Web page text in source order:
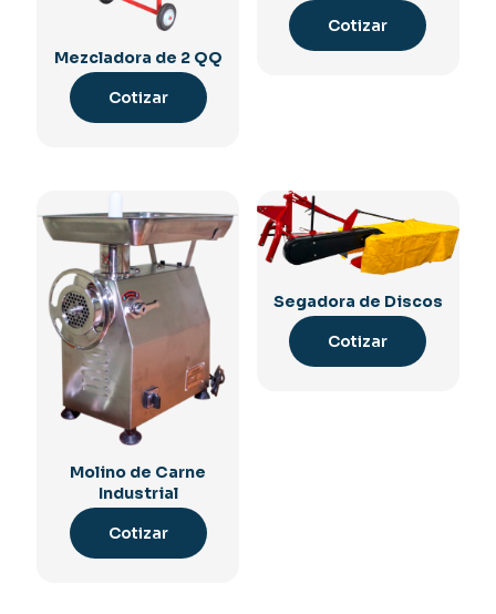
Mezcladora de 2 QQ
Cotizar
Cotizar
Molino de Carne
Industrial
Cotizar
Segadora de Discos
Cotizar